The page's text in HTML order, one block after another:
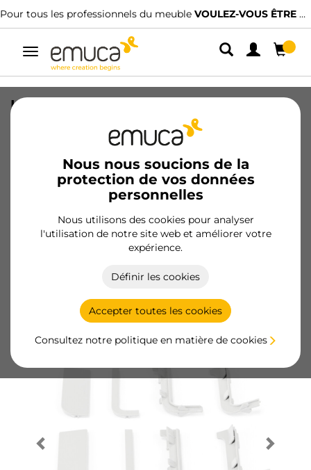
Pour tous les professionnels du meuble VOULEZ-VOUS ÊTRE CLIENT ?
Alterner
navigation
Nous nous soucions de la
protection de vos données
personnelles
Nous utilisons des cookies pour analyser
l'utilisation de notre site web et améliorer votre
expérience.
Définir les cookies
Accepter toutes les cookies
Consultez notre politique en matière de cookies
Kit d'accessoires de profil supérieur
Gola pour meubles de cuisine,
Plastique, Blanc
8900815/EAN 8432393122625
Produits essentiels
Devenir client